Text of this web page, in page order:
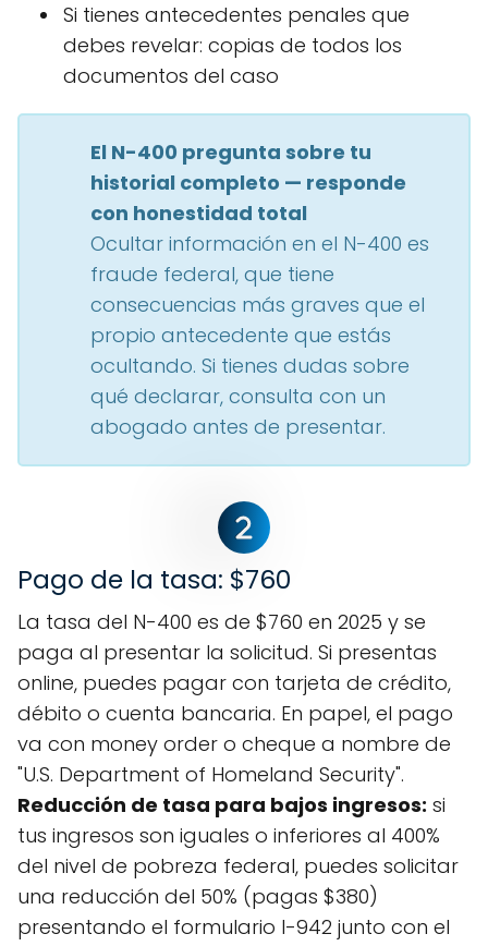
Si tienes antecedentes penales que
debes revelar: copias de todos los
documentos del caso
El N-400 pregunta sobre tu
historial completo — responde
con honestidad total
Ocultar información en el N-400 es
fraude federal, que tiene
consecuencias más graves que el
propio antecedente que estás
ocultando. Si tienes dudas sobre
qué declarar, consulta con un
abogado antes de presentar.
Pago de la tasa: $760
La tasa del N-400 es de $760 en 2025 y se
paga al presentar la solicitud. Si presentas
online, puedes pagar con tarjeta de crédito,
débito o cuenta bancaria. En papel, el pago
va con money order o cheque a nombre de
"U.S. Department of Homeland Security".
Reducción de tasa para bajos ingresos: si
tus ingresos son iguales o inferiores al 400%
del nivel de pobreza federal, puedes solicitar
una reducción del 50% (pagas $380)
presentando el formulario I-942 junto con el